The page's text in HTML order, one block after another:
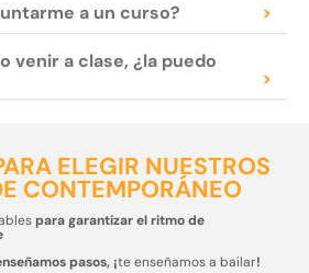
a un curso? >
venir a clase, ¿la puedo
>
ELEGIR NUESTROS
CONTEMPORÁNEO
para garantizar el ritmo de
pasos, ¡te enseñamos a bailar!